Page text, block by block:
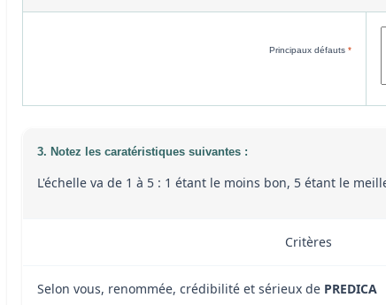
Principaux défauts *
3. Notez les caratéristiques suivantes :
L'échelle va de 1 à 5 : 1 étant le moins bon, 5 étant le
Critères
Selon vous, renommée, crédibilité et sérieux de PREDICA